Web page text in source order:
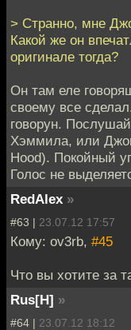
> Странно, мне
Какой же он
оригинале тогда?
Он там еле
своему все
говорун.
Хэммила, или
Hood). Покойный
Голос не
RedAlex »
#63 | 23.07.12 17:57
Кому: ov3rb, #45
Что вы хотите за
Rus[H] »
#64 | 23.07.12 18:12